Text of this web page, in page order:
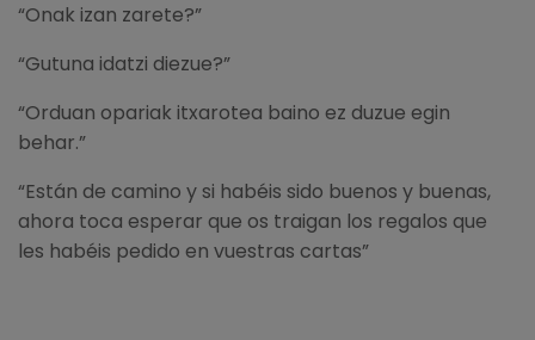
“Onak izan zarete?”
“Gutuna idatzi diezue?”
“Orduan opariak itxarotea baino ez duzue egin
behar.”
“Están de camino y si habéis sido buenos y buenas,
ahora toca esperar que os traigan los regalos que
les habéis pedido en vuestras cartas”